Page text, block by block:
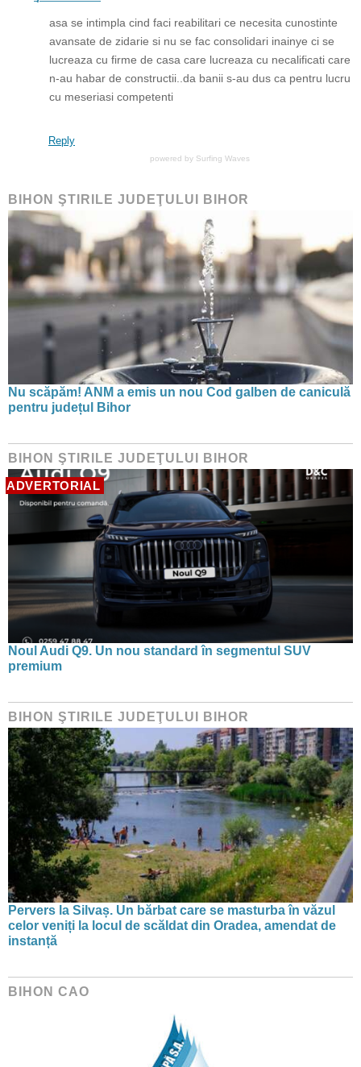
asa se intimpla cind faci reabilitari ce necesita cunostinte
avansate de zidarie si nu se fac consolidari inainye ci se
lucreaza cu firme de casa care lucreaza cu necalificati care
n-au habar de constructii..da banii s-au dus ca pentru lucru
cu meseriasi competenti
Reply
powered by Surfing Waves
BIHON ŞTIRILE JUDEŢULUI BIHOR
Nu scăpăm! ANM a emis un nou Cod galben de caniculă
pentru județul Bihor
BIHON ŞTIRILE JUDEŢULUI BIHOR
ADVERTORIAL
Noul Audi Q9. Un nou standard în segmentul SUV
premium
BIHON ŞTIRILE JUDEŢULUI BIHOR
Pervers la Silvaș. Un bărbat care se masturba în văzul
celor veniți la locul de scăldat din Oradea, amendat de
instanță
BIHON CAO